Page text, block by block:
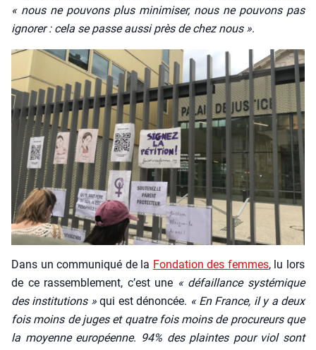
« nous ne pou­vons plus mini­mi­ser, nous ne pou­vons pas
igno­rer : cela se passe aus­si près de chez nous ».
Dans un com­mu­ni­qué de la Fon­da­tion des femmes, lu lors
de ce ras­sem­ble­ment, c’est une « défaillance sys­té­mique
des ins­ti­tu­tions »qui est dénon­cée. « En France, il y a deux
fois moins de juges et quatre fois moins de pro­cu­reurs que
la moyenne euro­péenne. 94% des plaintes pour viol sont